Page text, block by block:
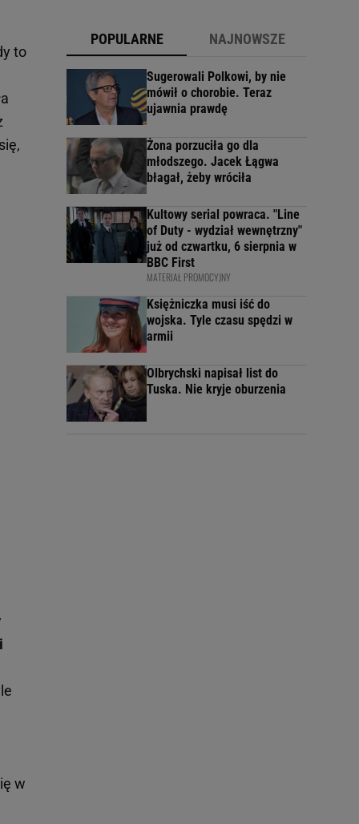
to
w
POPULARNE NAJNOWSZE
Sugerowali Polkowi, by nie
mówił o chorobie. Teraz
ujawnia prawdę
Żona porzuciła go dla
młodszego. Jacek Łągwa
błagał, żeby wróciła
Kultowy serial powraca. "Line
of Duty - wydział wewnętrzny"
już od czwartku, 6 sierpnia w
BBC First
MATERIAŁ PROMOCYJNY
Księżniczka musi iść do
wojska. Tyle czasu spędzi w
armii
Olbrychski napisał list do
Tuska. Nie kryje oburzenia